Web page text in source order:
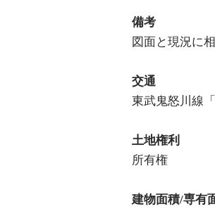
備考
図面と現況に
交通
東武鬼怒川線
土地権利
所有権
建物面積/専有